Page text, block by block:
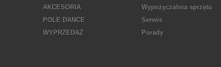
AKCESORIA
POLE DANCE
WYPRZEDAŻ
Wypożyczalnia sprzętu
Serwis
Porady